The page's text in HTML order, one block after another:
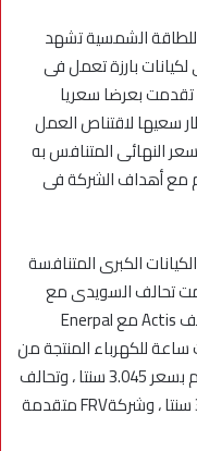
الشمسية تشهد
تحالفات كبرى لكيانات بارزة تعمل فى
بعرضا سعريا
إطار سعيها لاقتناص العمل
النهائى المتنافس به
بما يتلائم مع أهداف الشركة فى
الكبرى المتنافسة
تحالف السويدى مع
EDF و Marubeni بسعر يبلغ 3.15سنتا ، وتحالف Actis مع Enerpal
سنتا للكيلو وات ساعة للكهرباء المنتجة من
المحطة ، بالإضافة إلى شركة Scatec متقدم بسعر 3.045 سنتا ، وتحالف
أوراسكوم مع ENGIE متقدما بسعر 3.4034 سنتا ، وشركةFRV متقدمة